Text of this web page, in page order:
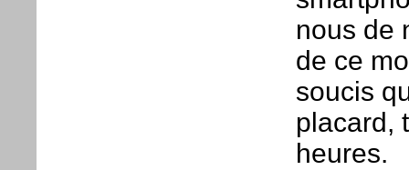
nous de
de ce
soucis
placard,
heures.